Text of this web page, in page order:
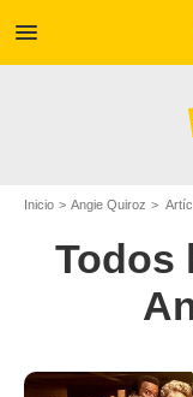
menu
Inicio Angie Quiroz
Todos